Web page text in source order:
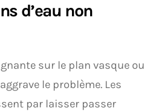
d’eau non
sur le plan vasque ou
le problème. Les
par laisser passer